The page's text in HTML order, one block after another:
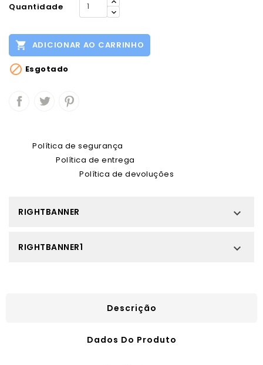
Quantidade
 ADICIONAR AO CARRINHO
 Esgotado
Política de segurança
Política de entrega
Política de devoluções
RIGHTBANNER 
RIGHTBANNER1 
Descrição
Dados Do Produto